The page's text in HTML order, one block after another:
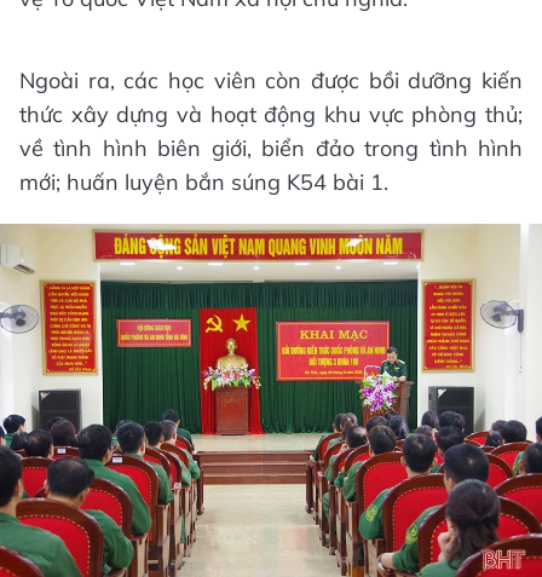
Ngoài ra, các học viên còn được bồi dưỡng kiến
thức xây dựng và hoạt động khu vực phòng thủ;
về tình hình biên giới, biển đảo trong tình hình
mới; huấn luyện bắn súng K54 bài 1.